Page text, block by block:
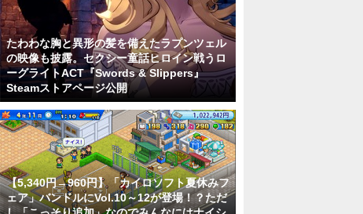
たわわな胸と異形の髪を備えたラプンツェル
の映像も披露。セクシー童話ヒロイン戦うロ
ーグライトACT『Swords & Slippers』
Steamストアページ公開
【5,340円→960円】「カイロソフト夏休みフ
ェア」バンドルにVol.10～12が登場！？ただ